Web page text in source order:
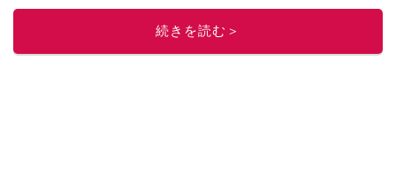
このイチオシストの他の記事を読む
続きを読む＞